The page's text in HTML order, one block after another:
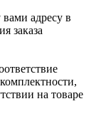
адресу в
заказа
на товаре